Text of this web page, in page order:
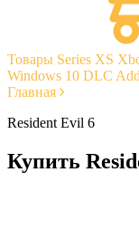
Товары Series XS
Windows 10 DLC
Главная
Resident Evil 6
Купить